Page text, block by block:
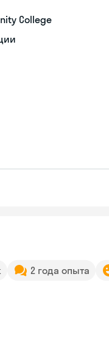
College
2 года опыта